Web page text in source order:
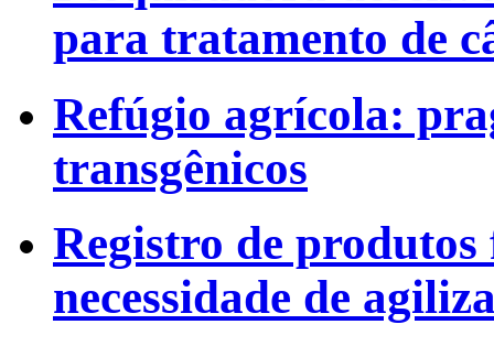
para tratamento de
Refúgio agrícola:
transgênicos
Registro de
necessidade de